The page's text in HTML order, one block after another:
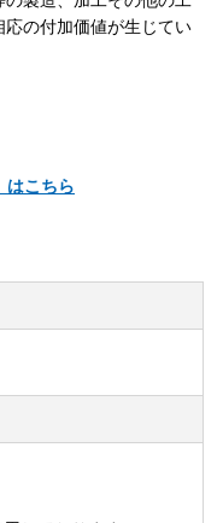
の付加価値が生じてい
はこちら